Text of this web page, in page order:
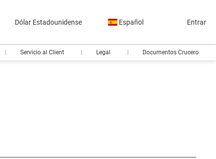
Dólar Estadounidense Español Entrar
Servicio al Client Legal Documentos Crucero